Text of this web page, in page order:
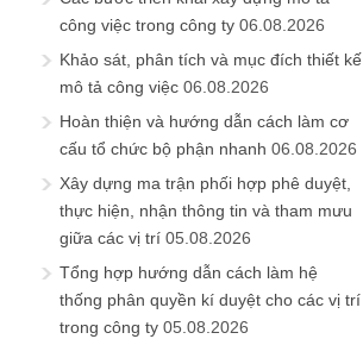
công việc trong công ty 06.08.2026
Khảo sát, phân tích và mục đích thiết kế
mô tả công việc 06.08.2026
Hoàn thiện và hướng dẫn cách làm cơ
cấu tổ chức bộ phận nhanh 06.08.2026
Xây dựng ma trận phối hợp phê duyệt,
thực hiện, nhận thông tin và tham mưu
giữa các vị trí 05.08.2026
Tổng hợp hướng dẫn cách làm hệ
thống phân quyền kí duyệt cho các vị trí
trong công ty 05.08.2026